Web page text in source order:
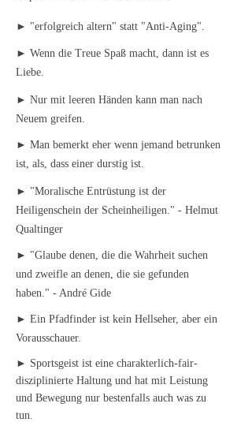
► "erfolgreich altern" statt "Anti-Aging".
► Wenn die Treue Spaß macht, dann ist es
Liebe.
► Nur mit leeren Händen kann man nach
Neuem greifen.
► Man bemerkt eher wenn jemand betrunken
ist, als, dass einer durstig ist.
► "Moralische Entrüstung ist der
Heiligenschein der Scheinheiligen." - Helmut
Qualtinger
► "Glaube denen, die die Wahrheit suchen
und zweifle an denen, die sie gefunden
haben." - André Gide
► Ein Pfadfinder ist kein Hellseher, aber ein
Vorausschauer.
► Sportsgeist ist eine charakterlich-fair-
disziplinierte Haltung und hat mit Leistung
und Bewegung nur bestenfalls auch was zu
tun.